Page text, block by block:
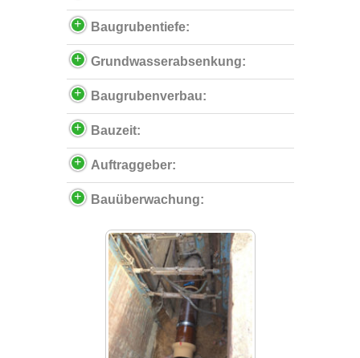
Baugrubentiefe:
Grundwasserabsenkung:
Baugrubenverbau:
Bauzeit:
Auftraggeber:
Bauüberwachung: